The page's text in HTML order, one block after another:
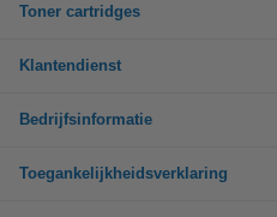
Toner cartridges
Klantendienst
Bedrijfsinformatie
Toegankelijkheidsverklaring